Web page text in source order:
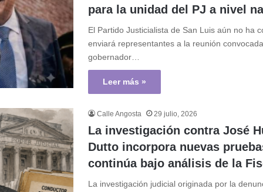
para la unidad del PJ a nivel
El Partido Justicialista de San Luis aún no ha
enviará representantes a la reunión
gobernador…
Leer más »
Calle Angosta 29 julio, 2026
La investigación contra José
Dutto incorpora nuevas
continúa bajo análisis de la
La investigación judicial originada por la